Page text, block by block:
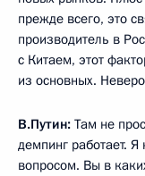
прежде всего, это
производитель в
с Китаем, этот
из основных.
В.Путин: Там не
демпинг работает.
вопросом. Вы в